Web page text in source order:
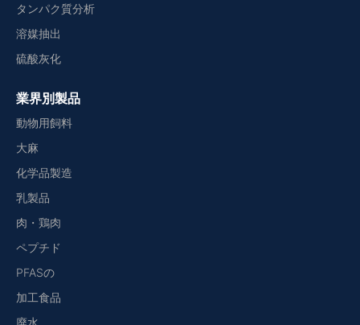
タンパク質分析
溶媒抽出
硫酸灰化
業界別製品
動物用飼料
大麻
化学品製造
乳製品
肉・鶏肉
ペプチド
PFASの
加工食品